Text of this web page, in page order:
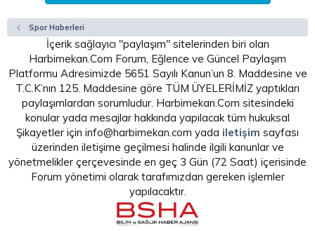
Spor Haberleri
İçerik sağlayıcı "paylaşım" sitelerinden biri olan
Harbimekan.Com Forum, Eğlence ve Güncel Paylaşım
Platformu Adresimizde 5651 Sayılı Kanun’un 8. Maddesine ve
T.C.K’nın 125. Maddesine göre TÜM ÜYELERİMİZ yaptıkları
paylaşımlardan sorumludur. Harbimekan.Com sitesindeki
konular yada mesajlar hakkında yapılacak tüm hukuksal
Şikayetler için info@harbimekan.com yada iletişim sayfası
üzerinden iletişime geçilmesi halinde ilgili kanunlar ve
yönetmelikler çerçevesinde en geç 3 Gün (72 Saat) içerisinde
Forum yönetimi olarak tarafımızdan gereken işlemler
yapılacaktır.